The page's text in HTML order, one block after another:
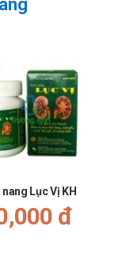
và liều tiếp theo
bác sĩ, hoặc thấy có
để được điều trị kịp
Lục Vị KH
đ